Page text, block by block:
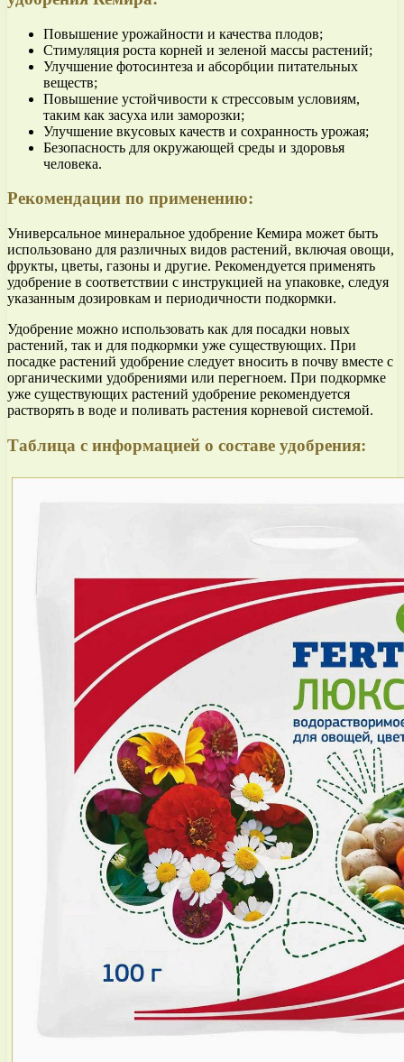
Повышение урожайности и качества плодов;
Стимуляция роста корней и зеленой массы растений;
Улучшение фотосинтеза и абсорбции питательных
веществ;
Повышение устойчивости к стрессовым условиям,
таким как засуха или заморозки;
Улучшение вкусовых качеств и сохранность урожая;
Безопасность для окружающей среды и здоровья
человека.
Рекомендации по применению:
Универсальное минеральное удобрение Кемира может быть
использовано для различных видов растений, включая овощи,
фрукты, цветы, газоны и другие. Рекомендуется применять
удобрение в соответствии с инструкцией на упаковке, следуя
указанным дозировкам и периодичности подкормки.
Удобрение можно использовать как для посадки новых
растений, так и для подкормки уже существующих. При
посадке растений удобрение следует вносить в почву вместе с
органическими удобрениями или перегноем. При подкормке
уже существующих растений удобрение рекомендуется
растворять в воде и поливать растения корневой системой.
Таблица с информацией о составе удобрения: